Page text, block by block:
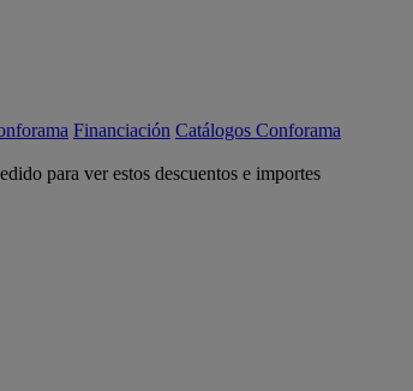
Financiación Catálogos Conforama
para ver estos descuentos e importes